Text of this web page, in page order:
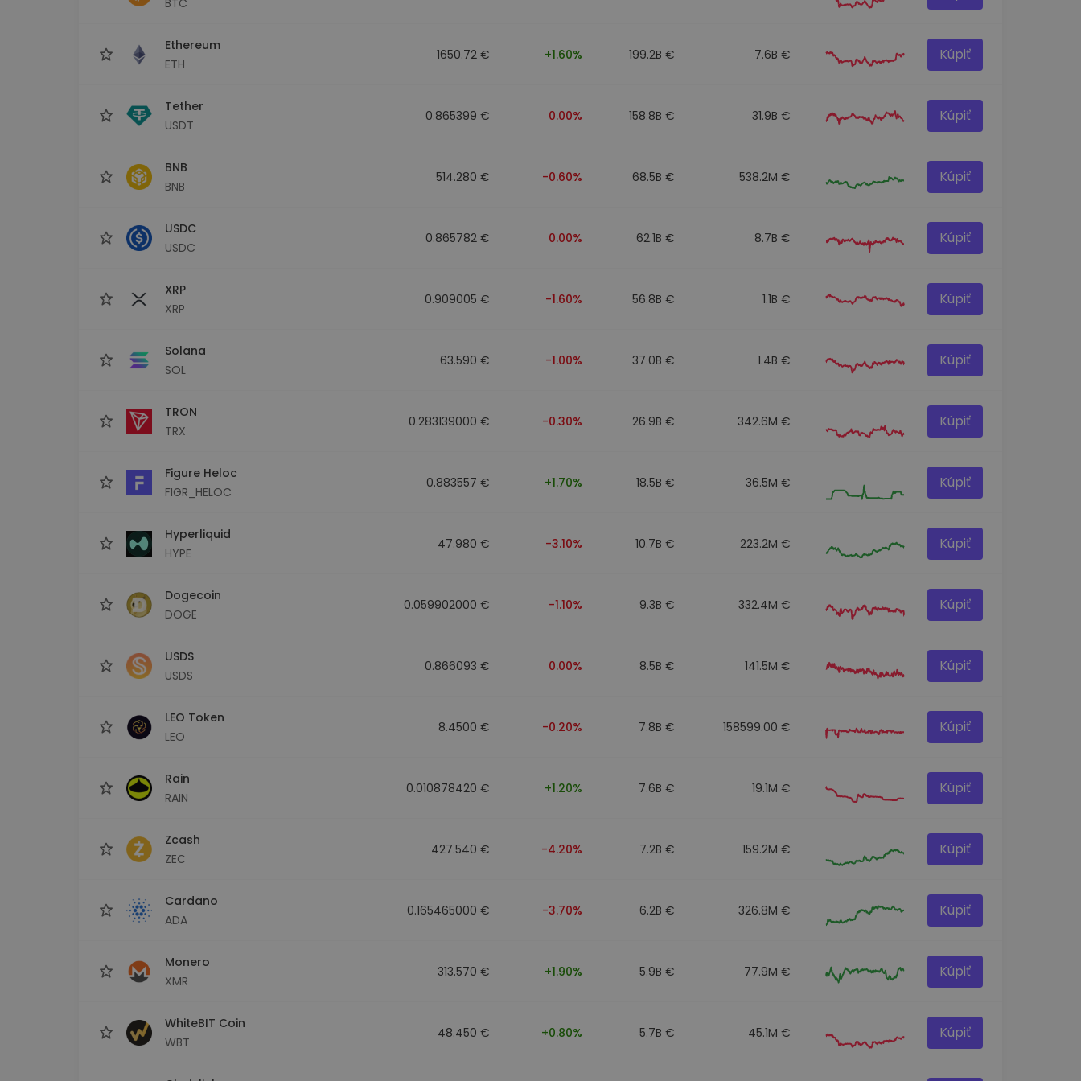
Ethereum
ETH
1650.72 € +1.60% 199.2B € 7.6B € Kúpiť
Tether
USDT
0.865399 € 0.00% 158.8B € 31.9B € Kúpiť
BNB
BNB
514.280 € -0.60% 68.5B € 538.2M € Kúpiť
USDC
USDC
0.865782 € 0.00% 62.1B € 8.7B € Kúpiť
XRP
XRP
0.909005 € -1.60% 56.8B € 1.1B € Kúpiť
Solana
SOL
63.590 € -1.00% 37.0B € 1.4B € Kúpiť
TRON
TRX
0.283139000 € -0.30% 26.9B € 342.6M € Kúpiť
Figure Heloc
FIGR_HELOC
0.883557 € +1.70% 18.5B € 36.5M € Kúpiť
Hyperliquid
HYPE
47.980 € -3.10% 10.7B € 223.2M € Kúpiť
Dogecoin
DOGE
0.059902000 € -1.10% 9.3B € 332.4M € Kúpiť
USDS
USDS
0.866093 € 0.00% 8.5B € 141.5M € Kúpiť
LEO Token
LEO
8.4500 € -0.20% 7.8B € 158599.00 € Kúpiť
Rain
RAIN
0.010878420 € +1.20% 7.6B € 19.1M € Kúpiť
Zcash
ZEC
427.540 € -4.20% 7.2B € 159.2M € Kúpiť
Cardano
ADA
0.165465000 € -3.70% 6.2B € 326.8M € Kúpiť
Monero
XMR
313.570 € +1.90% 5.9B € 77.9M € Kúpiť
WhiteBIT Coin
WBT
48.450 € +0.80% 5.7B € 45.1M € Kúpiť